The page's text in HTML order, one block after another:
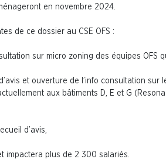
en novembre 2024.
de ce dossier au CSE OFS :
sur micro zoning des équipes OFS
et ouverture de l’info consultation sur
aux bâtiments D, E et G
d’avis,
impactera plus de 2 300 salariés.